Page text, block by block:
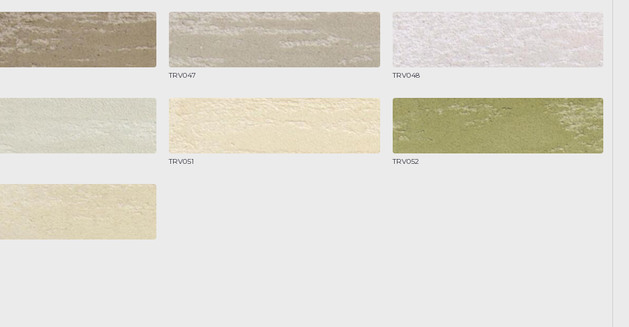
TRV047 TRV048
TRV051 TRV052